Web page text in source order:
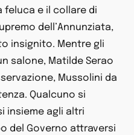
feluca e il collare di
dell’Annunziata,
insignito. Mentre gli
salone, Matilde Serao
Mussolini da
Qualcuno si
insieme agli altri
del Governo attraversi